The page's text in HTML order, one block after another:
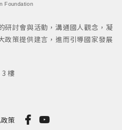
Foundation
策
研討會與活動，溝通國人觀念，凝
政策提供建言，進而引導國家發展
樓